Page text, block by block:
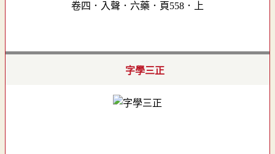
卷四．入聲．六藥．頁558．上
字學三正